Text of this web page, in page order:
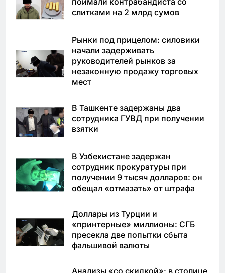
слитками на 2 млрд сумов
Рынки под прицелом: силовики
начали задерживать
руководителей рынков за
незаконную продажу торговых
мест
В Ташкенте задержаны два
сотрудника ГУВД при получении
взятки
В Узбекистане задержан
сотрудник прокуратуры при
получении 9 тысяч долларов: он
обещал «отмазать» от штрафа
Доллары из Турции и
«принтерные» миллионы: СГБ
пресекла две попытки сбыта
фальшивой валюты